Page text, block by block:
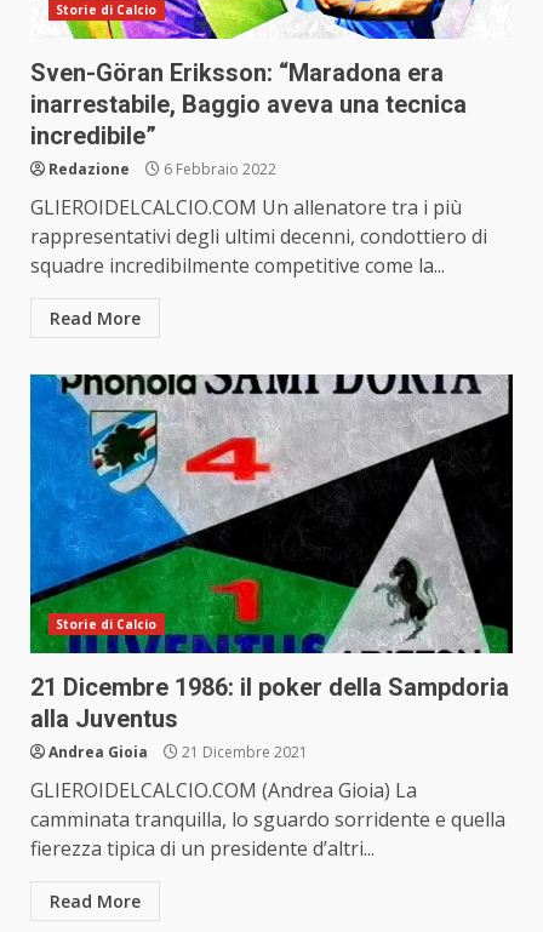
Storie di Calcio
Sven-Göran Eriksson: “Maradona era
inarrestabile, Baggio aveva una tecnica
incredibile”
Redazione 6 Febbraio 2022
GLIEROIDELCALCIO.COM Un allenatore tra i più
rappresentativi degli ultimi decenni, condottiero di
squadre incredibilmente competitive come la...
Read More
Storie di Calcio
21 Dicembre 1986: il poker della Sampdoria
alla Juventus
Andrea Gioia 21 Dicembre 2021
GLIEROIDELCALCIO.COM (Andrea Gioia) La
camminata tranquilla, lo sguardo sorridente e quella
fierezza tipica di un presidente d’altri...
Read More